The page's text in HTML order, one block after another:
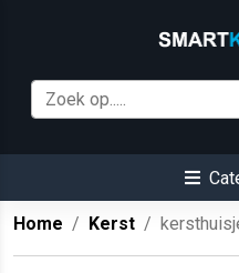
Home Kerst